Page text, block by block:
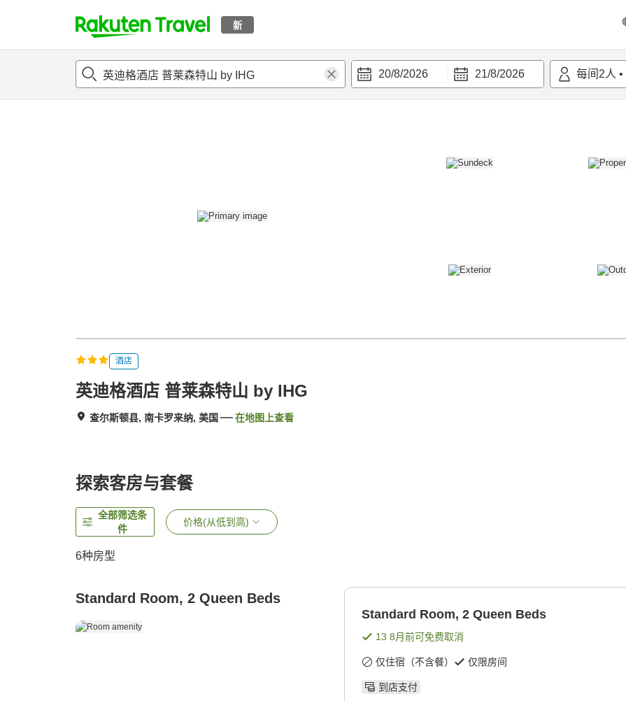
新
t
p
20/8/2026 21/8/2026 每间 2人 •
概况 客房及住宿套餐评论设施
酒店
英迪格酒店 普莱森特山 by IHG
查尔斯顿县, 南卡罗来纳, 美国 在地图上查看
探索客房与套餐
全部筛选条
件
价格(从低到高)
6种房型
Standard Room, 2 Queen Beds
Standard Room, 2 Queen Beds
13 8月前可免费取消
仅住宿（不含餐） 仅限房间
到店支付